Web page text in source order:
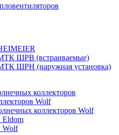
ШРВ (встраиваемые)
ШРН (наружная установка)
коллекторов
Wolf
коллекторов Wolf
Eldom
Wolf